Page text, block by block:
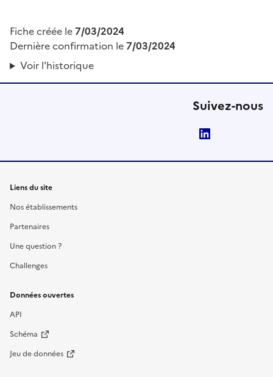
Fiche créée le 7/03/2024
Dernière confirmation le 7/03/2024
Voir l'historique
Suivez-nous
Liens du site
Nos établissements
Partenaires
Une question ?
Challenges
Données ouvertes
API
Schéma
Jeu de données